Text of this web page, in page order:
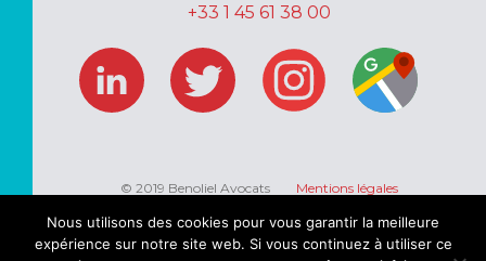
+33 1 45 61 38 00
© 2019 Benoliel Avocats
Mentions légales
Données personnelles
Nous utilisons des cookies pour vous garantir la meilleure
expérience sur notre site web. Si vous continuez à utiliser ce